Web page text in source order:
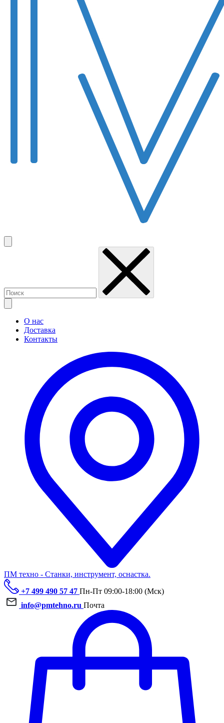
О нас
Доставка
Контакты
ПМ техно - Станки, инструмент, оснастка.
+7 499 490 57 47 Пн-Пт 09:00-18:00 (Мск)
info@pmtehno.ru Почта